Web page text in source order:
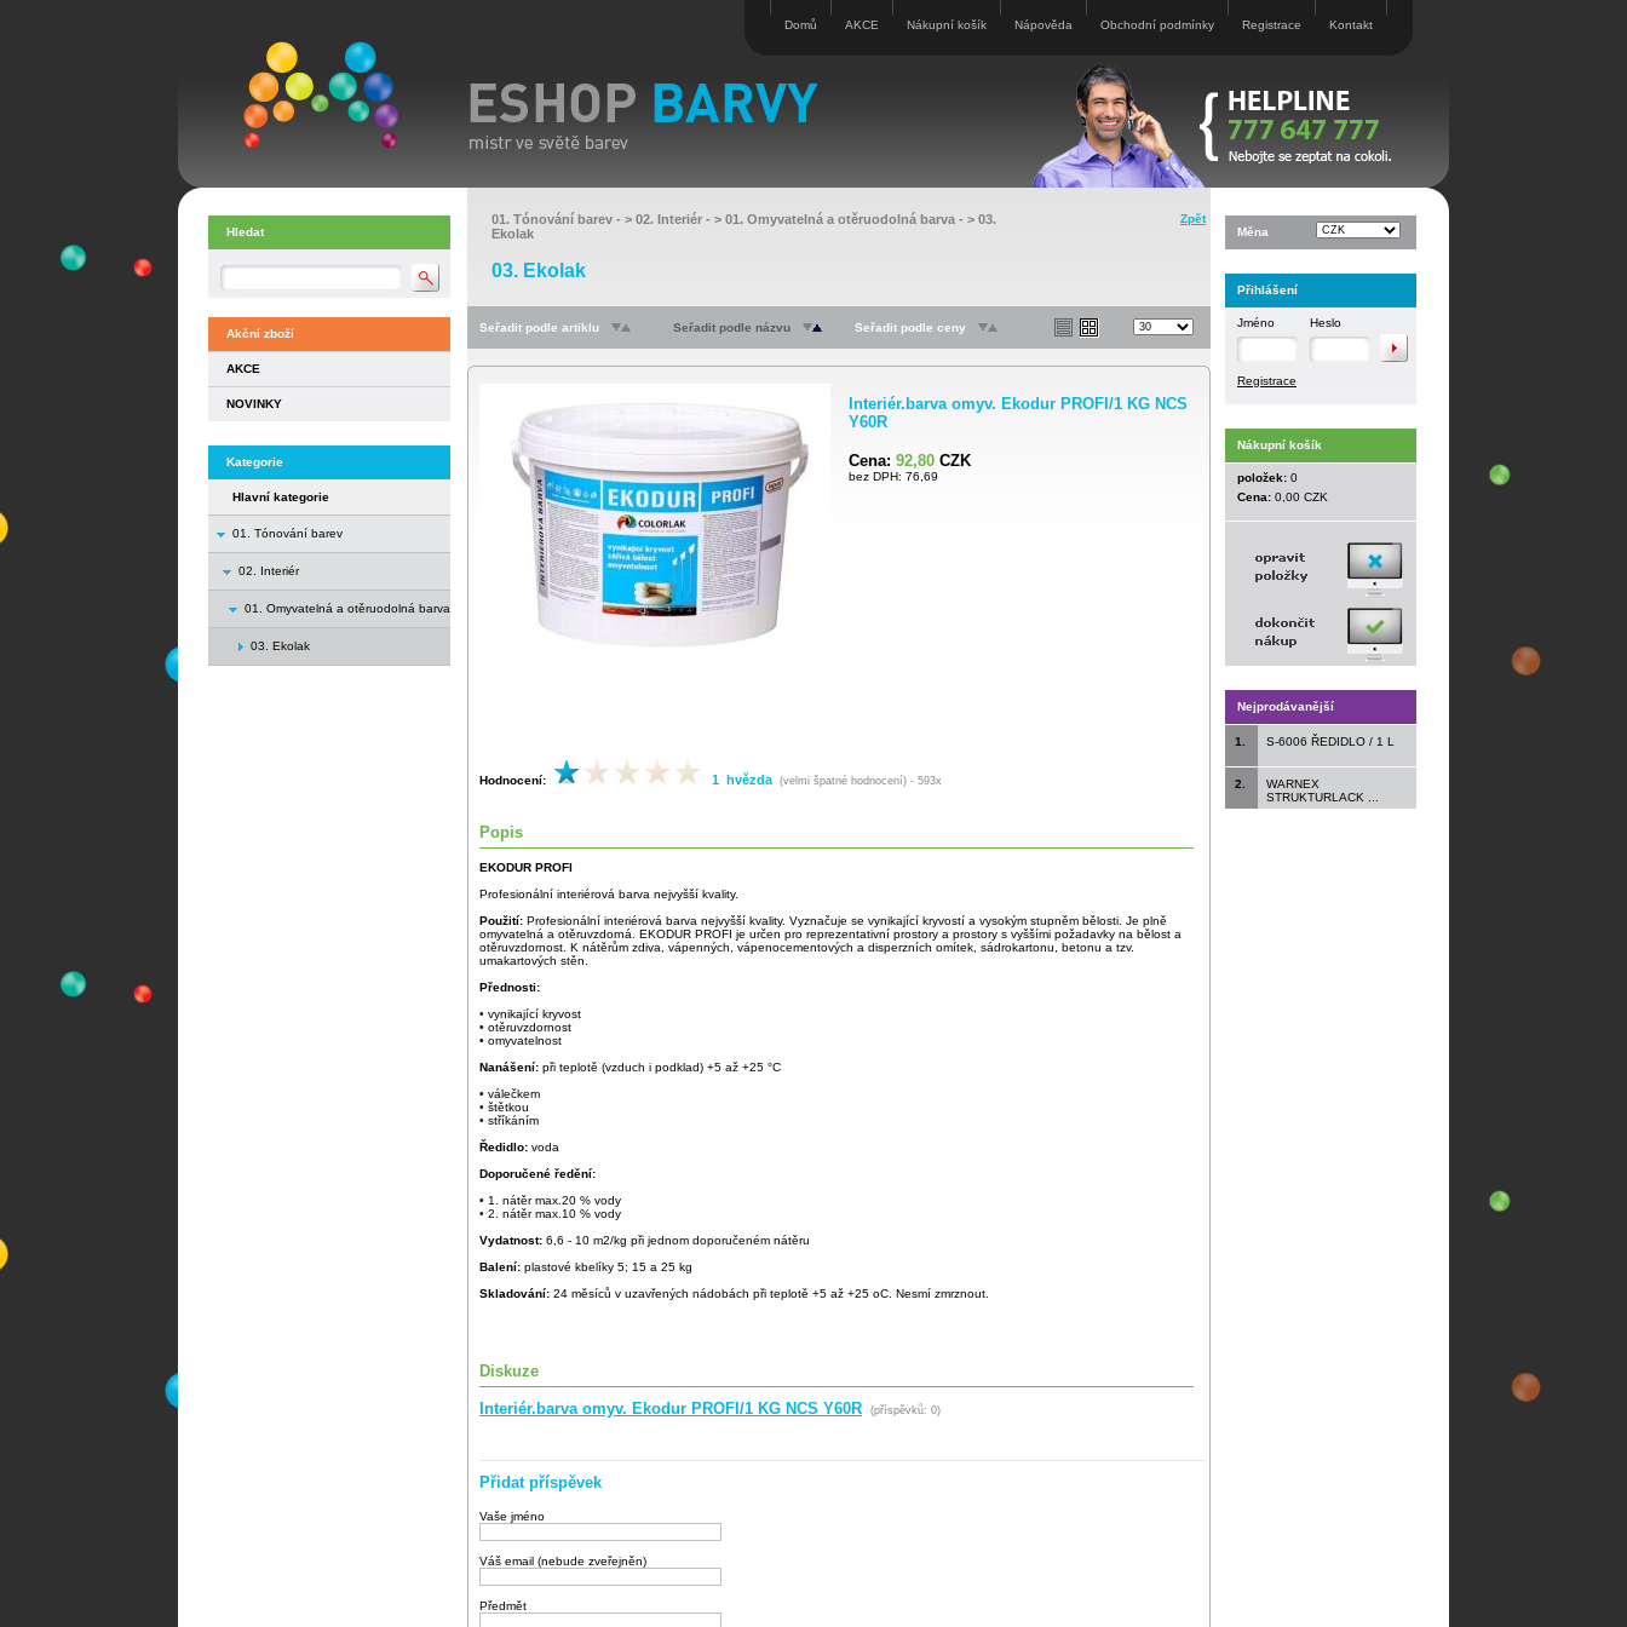
Domů AKCE Nákupní košík Nápověda Obchodní podmínky Registrace Kontakt
Hledat
Akční zboží
AKCE
NOVINKY
Kategorie
Hlavní kategorie
01. Tónování barev
02. Interiér
01. Omyvatelná a otěruodolná barva
03. Ekolak
01. Tónování barev - > 02. Interiér - > 01. Omyvatelná a otěruodolná barva - > 03.
Ekolak
Zpět
03. Ekolak
Seřadit podle artiklu Seřadit podle názvu Seřadit podle ceny
Interiér.barva omyv. Ekodur PROFI/1 KG NCS
Y60R
Cena: 92,80 CZK
bez DPH: 76,69
Hodnocení: 1 hvězda (velmi špatné hodnocení) - 593x
Popis
EKODUR PROFI
Profesionální interiérová barva nejvyšší kvality.
Použití: Profesionální interiérová barva nejvyšší kvality. Vyznačuje se vynikající kryvostí a vysokým stupněm bělosti. Je plně
omyvatelná a otěruvzdorná. EKODUR PROFI je určen pro reprezentativní prostory a prostory s vyššími požadavky na bělost a
otěruvzdornost. K nátěrům zdiva, vápenných, vápenocementových a disperzních omítek, sádrokartonu, betonu a tzv.
umakartových stěn.
Přednosti:
• vynikající kryvost
• otěruvzdornost
• omyvatelnost
Nanášení: při teplotě (vzduch i podklad) +5 až +25 °C
• válečkem
• štětkou
• stříkáním
Ředidlo: voda
Doporučené ředění:
• 1. nátěr max.20 % vody
• 2. nátěr max.10 % vody
Vydatnost: 6,6 - 10 m2/kg při jednom doporučeném nátěru
Balení: plastové kbelíky 5; 15 a 25 kg
Skladování: 24 měsíců v uzavřených nádobách při teplotě +5 až +25 oC. Nesmí zmrznout.
Diskuze
Interiér.barva omyv. Ekodur PROFI/1 KG NCS Y60R (příspěvků: 0)
Přidat příspěvek
Vaše jméno
Váš email (nebude zveřejněn)
Předmět
Měna
Přihlášení
Jméno Heslo
Registrace
Nákupní košík
položek: 0
Cena: 0,00 CZK
Nejprodávanější
1. S-6006 ŘEDIDLO / 1 L
2.
WARNEX
STRUKTURLACK ...